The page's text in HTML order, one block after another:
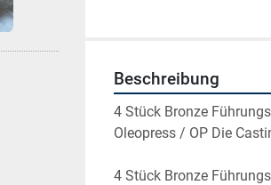
Beschreibung
4 Stück Bronze
Oleopress / OP Die
4 Stück Bronze